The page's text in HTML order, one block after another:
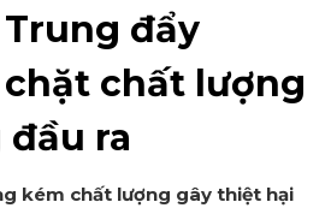
đẩy
chất lượng
ra
kém chất lượng gây thiệt hại